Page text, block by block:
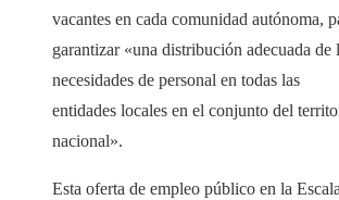
vacantes en cada comunidad autónoma,
garantizar «una distribución adecuada de
necesidades de personal en todas las
entidades locales en el conjunto del
nacional».
Esta oferta de empleo público en la